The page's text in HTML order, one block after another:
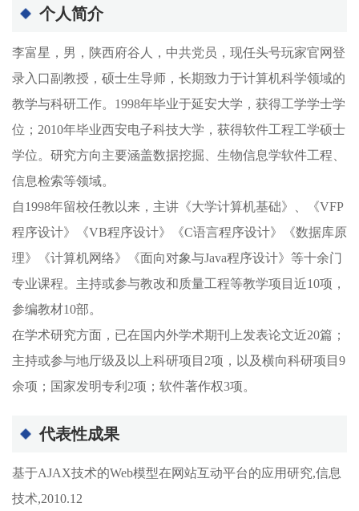
个人简介
李富星，男，陕西府谷人，中共党员，现任头号玩家官网登
录入口副教授，硕士生导师，长期致力于计算机科学领域的
教学与科研工作。1998年毕业于延安大学，获得工学学士学
位；2010年毕业西安电子科技大学，获得软件工程工学硕士
学位。研究方向主要涵盖数据挖掘、生物信息学软件工程、
信息检索等领域。
自1998年留校任教以来，主讲《大学计算机基础》、《VFP
程序设计》《VB程序设计》《C语言程序设计》《数据库原
理》《计算机网络》《面向对象与Java程序设计》等十余门
专业课程。主持或参与教改和质量工程等教学项目近10项，
参编教材10部。
在学术研究方面，已在国内外学术期刊上发表论文近20篇；
主持或参与地厅级及以上科研项目2项，以及横向科研项目9
余项；国家发明专利2项；软件著作权3项。
代表性成果
基于AJAX技术的Web模型在网站互动平台的应用研究,信息
技术,2010.12